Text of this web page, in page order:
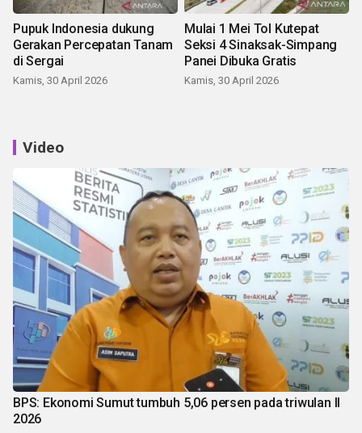
Pupuk Indonesia dukung
Gerakan Percepatan Tanam
di Sergai
Kamis, 30 April 2026
Mulai 1 Mei Tol Kutepat
Seksi 4 Sinaksak-Simpang
Panei Dibuka Gratis
Kamis, 30 April 2026
Video
BPS: Ekonomi Sumut tumbuh 5,06 persen pada triwulan II
2026